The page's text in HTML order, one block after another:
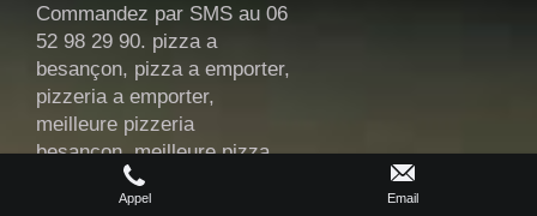
Commandez par SMS au 06
52 98 29 90. pizza a
besançon, pizza a emporter,
pizzeria a emporter,
meilleure pizzeria
besançon, meilleure pizza
besançon.
Appel Email